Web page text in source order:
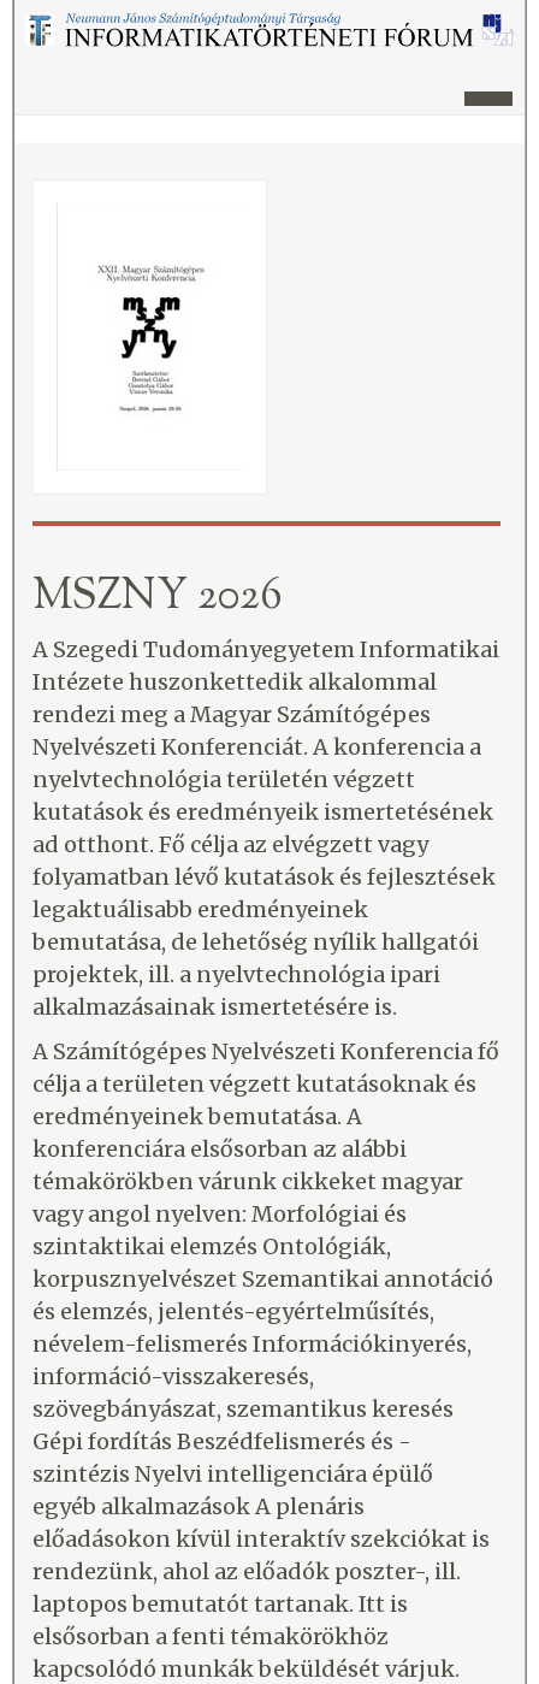
MSZNY 2026
A Szegedi Tudományegyetem Informatikai
Intézete huszonkettedik alkalommal
rendezi meg a Magyar Számítógépes
Nyelvészeti Konferenciát. A konferencia a
nyelvtechnológia területén végzett
kutatások és eredményeik ismertetésének
ad otthont. Fő célja az elvégzett vagy
folyamatban lévő kutatások és fejlesztések
legaktuálisabb eredményeinek
bemutatása, de lehetőség nyílik hallgatói
projektek, ill. a nyelvtechnológia ipari
alkalmazásainak ismertetésére is.
A Számítógépes Nyelvészeti Konferencia fő
célja a területen végzett kutatásoknak és
eredményeinek bemutatása. A
konferenciára elsősorban az alábbi
témakörökben várunk cikkeket magyar
vagy angol nyelven: Morfológiai és
szintaktikai elemzés Ontológiák,
korpusznyelvészet Szemantikai annotáció
és elemzés, jelentés-egyértelműsítés,
névelem-felismerés Információkinyerés,
információ-visszakeresés,
szövegbányászat, szemantikus keresés
Gépi fordítás Beszédfelismerés és -
szintézis Nyelvi intelligenciára épülő
egyéb alkalmazások A plenáris
előadásokon kívül interaktív szekciókat is
rendezünk, ahol az előadók poszter-, ill.
laptopos bemutatót tartanak. Itt is
elsősorban a fenti témakörökhöz
kapcsolódó munkák beküldését várjuk.